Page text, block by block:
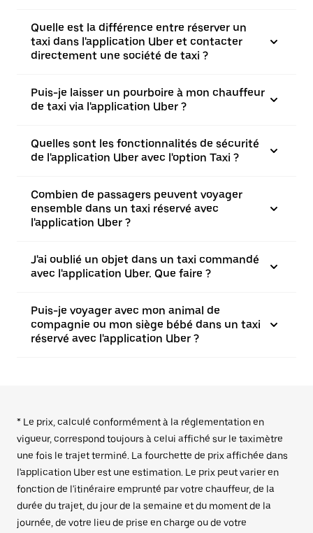
Quelle est la différence entre réserver un
taxi dans l'application Uber et contacter
directement une société de taxi ?
Puis-je laisser un pourboire à mon chauffeur
de taxi via l'application Uber ?
Quelles sont les fonctionnalités de sécurité
de l'application Uber avec l'option Taxi ?
Combien de passagers peuvent voyager
ensemble dans un taxi réservé avec
l'application Uber ?
J'ai oublié un objet dans un taxi commandé
avec l'application Uber. Que faire ?
Puis-je voyager avec mon animal de
compagnie ou mon siège bébé dans un taxi
réservé avec l'application Uber ?
* Le prix, calculé conformément à la réglementation en
vigueur, correspond toujours à celui affiché sur le taximètre
une fois le trajet terminé. La fourchette de prix affichée dans
l'application Uber est une estimation. Le prix peut varier en
fonction de l'itinéraire emprunté par votre chauffeur, de la
durée du trajet, du jour de la semaine et du moment de la
journée, de votre lieu de prise en charge ou de votre